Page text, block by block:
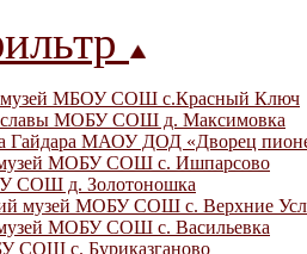
музей МБОУ СОШ с.Красный Ключ
славы МОБУ СОШ д. Максимовка
Гайдара МАОУ ДОД «Дворец
музей МОБУ СОШ с. Ишпарсово
СОШ д. Золотоношка
музей МОБУ СОШ с. Верхние
музей МОБУ СОШ с. Васильевка
СОШ с. Буриказганово